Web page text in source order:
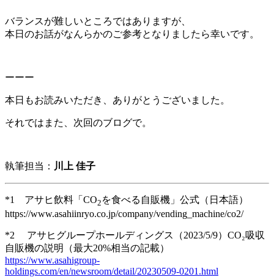
バランスが難しいところではありますが、
本日のお話がなんらかのご参考となりましたら幸いです。
ーーー
本日もお読みいただき、ありがとうございました。
それではまた、次回のブログで。
執筆担当： 川上 佳子
*1 アサヒ飲料「CO2 を食べる自販機」公式（日本語）
https://www.asahiinryo.co.jp/company/vending_machine/co2/
*2 アサヒグループホールディングス（2023/5/9）CO₂吸収
自販機の説明（最大20%相当の記載）
https://www.asahigroup-
holdings.com/en/newsroom/detail/20230509-0201.html